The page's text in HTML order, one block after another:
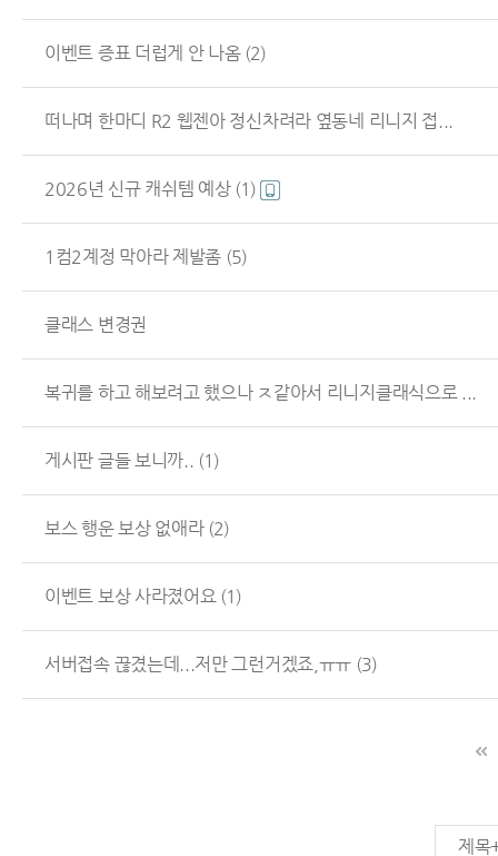
이벤트 증표 더럽게 안 나옴 (2)
떠나며 한마디 R2 웹젠아 정신차려라 옆동네 리니지 접...
2026년 신규 캐쉬템 예상 (1)
1컴2계정 막아라 제발좀 (5)
클래스 변경권
복귀를 하고 해보려고 했으나 ㅈ같아서 리니지클래식으로 ...
게시판 글들 보니까.. (1)
보스 행운 보상 없애라 (2)
이벤트 보상 사라졌어요 (1)
서버접속 끊겼는데...저만 그런거겠죠,ㅠㅠ (3)
제목